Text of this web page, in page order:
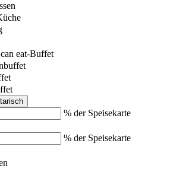
eat-Buffet
% der Speisekarte
% der Speisekarte